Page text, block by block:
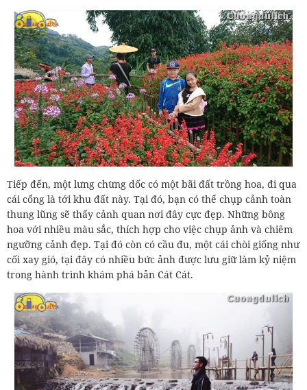
Tiếp đến, một lưng chừng dốc có một bãi đất trồng hoa, đi qua
cái cổng là tới khu đất này. Tại đó, bạn có thể chụp cảnh toàn
thung lũng sẽ thấy cảnh quan nơi đây cực đẹp. Những bông
hoa với nhiều màu sắc, thích hợp cho việc chụp ảnh và chiêm
ngưỡng cảnh đẹp. Tại đó còn có cầu đu, một cái chòi giống như
cối xay gió, tại đây có nhiều bức ảnh được lưu giữ làm kỷ niệm
trong hành trình khám phá bản Cát Cát.